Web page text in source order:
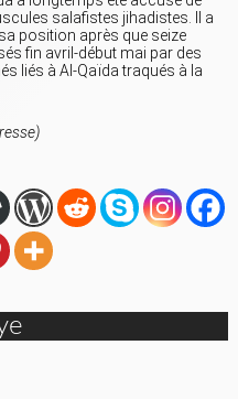
salafistes jihadistes. Il a
position après que seize
fin avril-début mai par des
liés à Al-Qaïda traqués à la